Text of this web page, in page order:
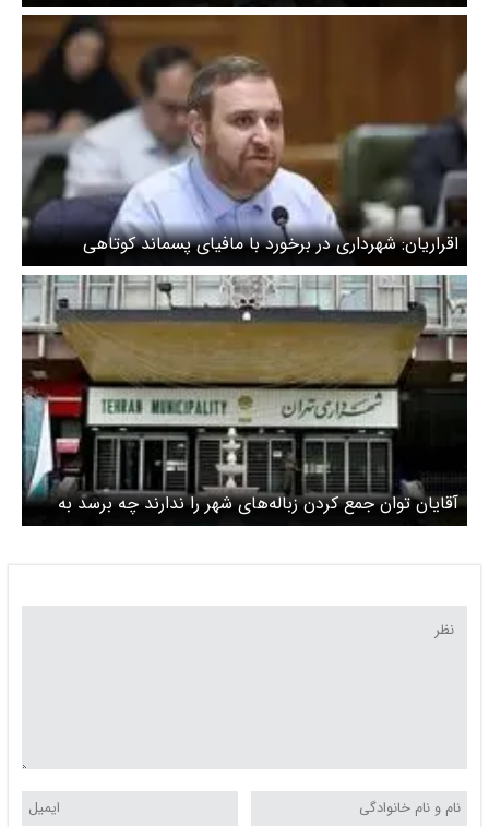
اقراریان: شهرداری در برخورد با مافیای پسماند کوتاهی
می‌کند/ ویدیو
آقایان توان جمع کردن زباله‌های شهر را ندارند چه برسد به
خرید واگن برای تهران